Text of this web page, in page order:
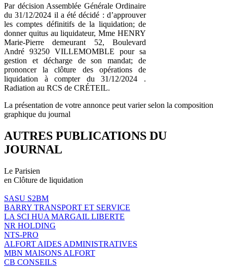
Par décision Assemblée Générale Ordinaire
du 31/12/2024 il a été décidé : d’approuver
les comptes définitifs de la liquidation; de
donner quitus au liquidateur, Mme HENRY
Marie-Pierre demeurant 52, Boulevard
André 93250 VILLEMOMBLE pour sa
gestion et décharge de son mandat; de
prononcer la clôture des opérations de
liquidation à compter du 31/12/2024 .
Radiation au RCS de CRÉTEIL.
La présentation de votre annonce peut varier selon la composition
graphique du journal
AUTRES PUBLICATIONS DU
JOURNAL
Le Parisien
en Clôture de liquidation
SASU S2BM
BARRY TRANSPORT ET SERVICE
LA SCI HUA MARGAIL LIBERTE
NR HOLDING
NTS-PRO
ALFORT AIDES ADMINISTRATIVES
MBN MAISONS ALFORT
CB CONSEILS